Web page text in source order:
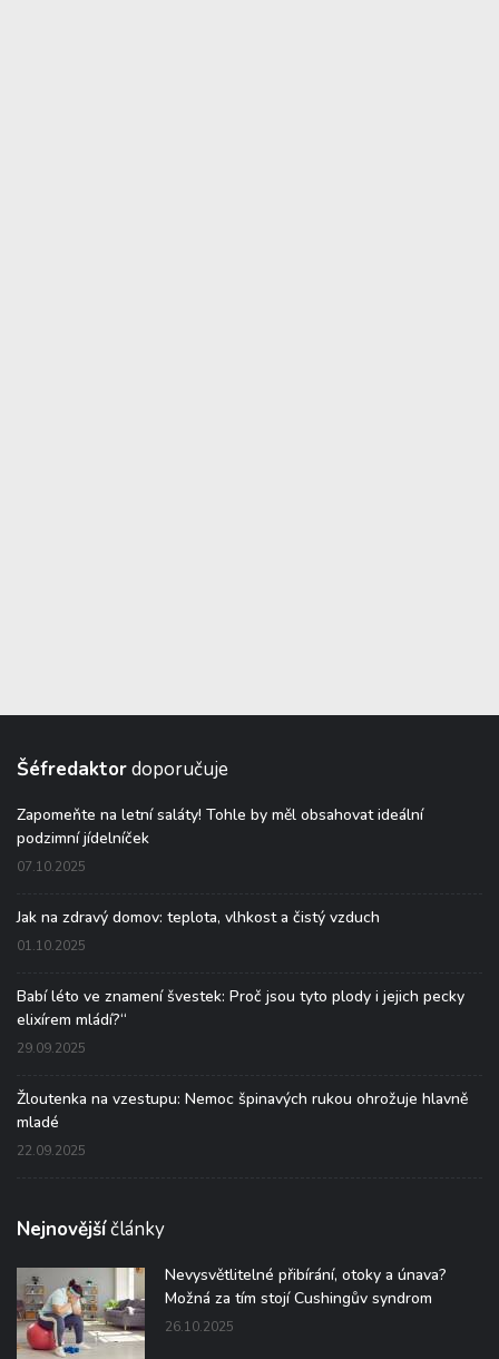
Šéfredaktordoporučuje
Zapomeňte na letní saláty! Tohle by měl obsahovat ideální
podzimní jídelníček
07.10.2025
Jak na zdravý domov: teplota, vlhkost a čistý vzduch
01.10.2025
Babí léto ve znamení švestek: Proč jsou tyto plody i jejich pecky
elixírem mládí?“
29.09.2025
Žloutenka na vzestupu: Nemoc špinavých rukou ohrožuje hlavně
mladé
22.09.2025
Nejnovějšíčlánky
Nevysvětlitelné přibírání, otoky a únava?
Možná za tím stojí Cushingův syndrom
26.10.2025